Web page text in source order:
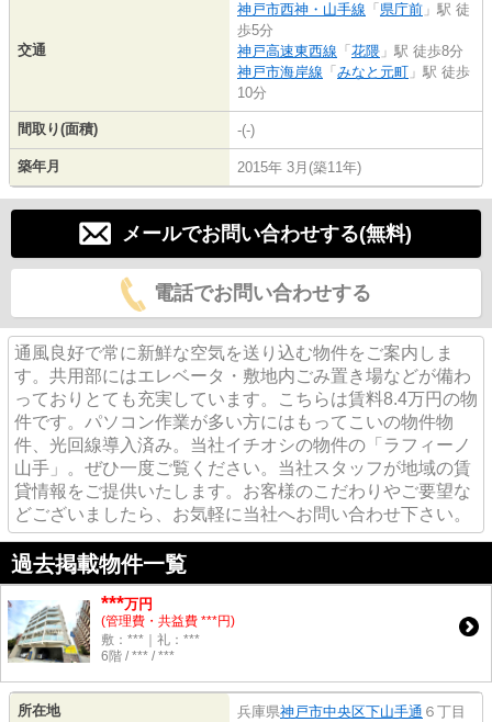
交通
神戸市西神・山手線 「 県庁前 」駅 徒
歩5分
神戸高速東西線 「 花隈 」駅 徒歩8分
神戸市海岸線 「 みなと元町 」駅 徒歩
10分
間取り(面積) -(-)
築年月 2015年 3月(築11年)
メールでお問い合わせする(無料)
電話でお問い合わせする
通風良好で常に新鮮な空気を送り込む物件をご案内しま
す。共用部にはエレベータ・敷地内ごみ置き場などが備わ
っておりとても充実しています。こちらは賃料8.4万円の物
件です。パソコン作業が多い方にはもってこいの物件物
件、光回線導入済み。当社イチオシの物件の「ラフィーノ
山手」。ぜひ一度ご覧ください。当社スタッフが地域の賃
貸情報をご提供いたします。お客様のこだわりやご要望な
どございましたら、お気軽に当社へお問い合わせ下さい。
過去掲載物件一覧
***万円
(管理費・共益費 ***円)
敷：***｜礼：***
6階 / *** / ***
所在地 兵庫県神戸市中央区下山手通 ６丁目